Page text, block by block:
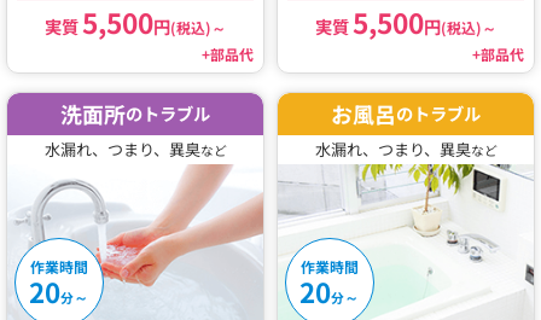
実質5,500円(税込)～
+部品代
実質5,500円(税込)～
+部品代
洗面所のトラブル
水漏れ、つまり、異臭など
作業時間
20分～
お風呂のトラブル
水漏れ、つまり、異臭など
作業時間
20分～